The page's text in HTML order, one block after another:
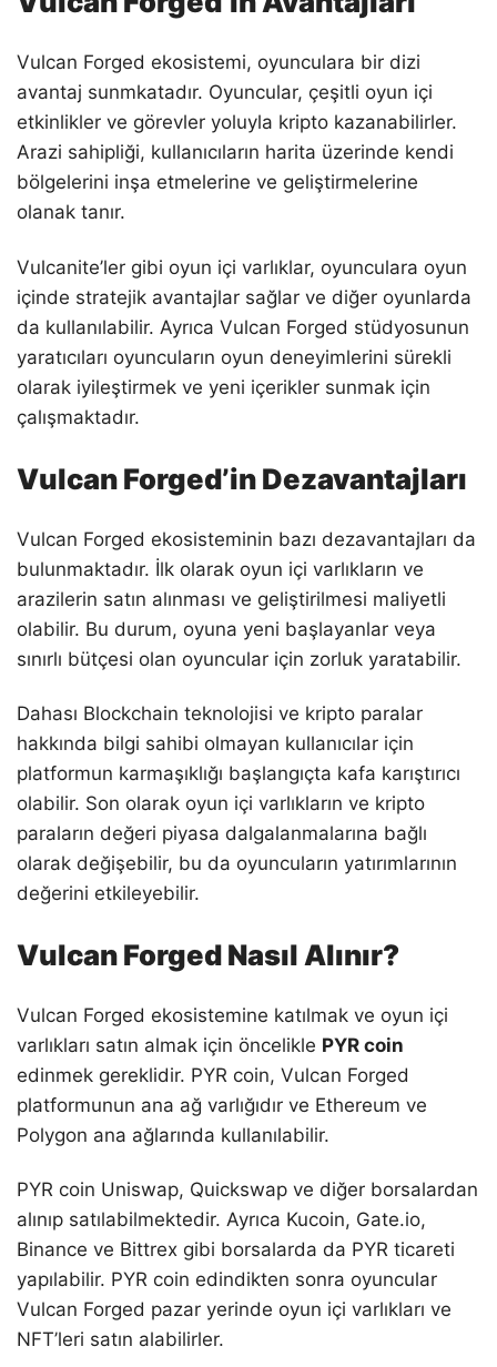
Vulcan Forged ekosistemi, oyunculara bir dizi
avantaj sunmkatadır. Oyuncular, çeşitli oyun içi
etkinlikler ve görevler yoluyla kripto kazanabilirler.
Arazi sahipliği, kullanıcıların harita üzerinde kendi
bölgelerini inşa etmelerine ve geliştirmelerine
olanak tanır.
Vulcanite’ler gibi oyun içi varlıklar, oyunculara oyun
içinde stratejik avantajlar sağlar ve diğer oyunlarda
da kullanılabilir. Ayrıca Vulcan Forged stüdyosunun
yaratıcıları oyuncuların oyun deneyimlerini sürekli
olarak iyileştirmek ve yeni içerikler sunmak için
çalışmaktadır.
Vulcan Forged’in Dezavantajları
Vulcan Forged ekosisteminin bazı dezavantajları da
bulunmaktadır. İlk olarak oyun içi varlıkların ve
arazilerin satın alınması ve geliştirilmesi maliyetli
olabilir. Bu durum, oyuna yeni başlayanlar veya
sınırlı bütçesi olan oyuncular için zorluk yaratabilir.
Dahası Blockchain teknolojisi ve kripto paralar
hakkında bilgi sahibi olmayan kullanıcılar için
platformun karmaşıklığı başlangıçta kafa karıştırıcı
olabilir. Son olarak oyun içi varlıkların ve kripto
paraların değeri piyasa dalgalanmalarına bağlı
olarak değişebilir, bu da oyuncuların yatırımlarının
değerini etkileyebilir.
Vulcan Forged Nasıl Alınır?
Vulcan Forged ekosistemine katılmak ve oyun içi
varlıkları satın almak için öncelikle PYR coin
edinmek gereklidir. PYR coin, Vulcan Forged
platformunun ana ağ varlığıdır ve Ethereum ve
Polygon ana ağlarında kullanılabilir.
PYR coin Uniswap, Quickswap ve diğer borsalardan
alınıp satılabilmektedir. Ayrıca Kucoin, Gate.io,
Binance ve Bittrex gibi borsalarda da PYR ticareti
yapılabilir. PYR coin edindikten sonra oyuncular
Vulcan Forged pazar yerinde oyun içi varlıkları ve
NFT’leri satın alabilirler.